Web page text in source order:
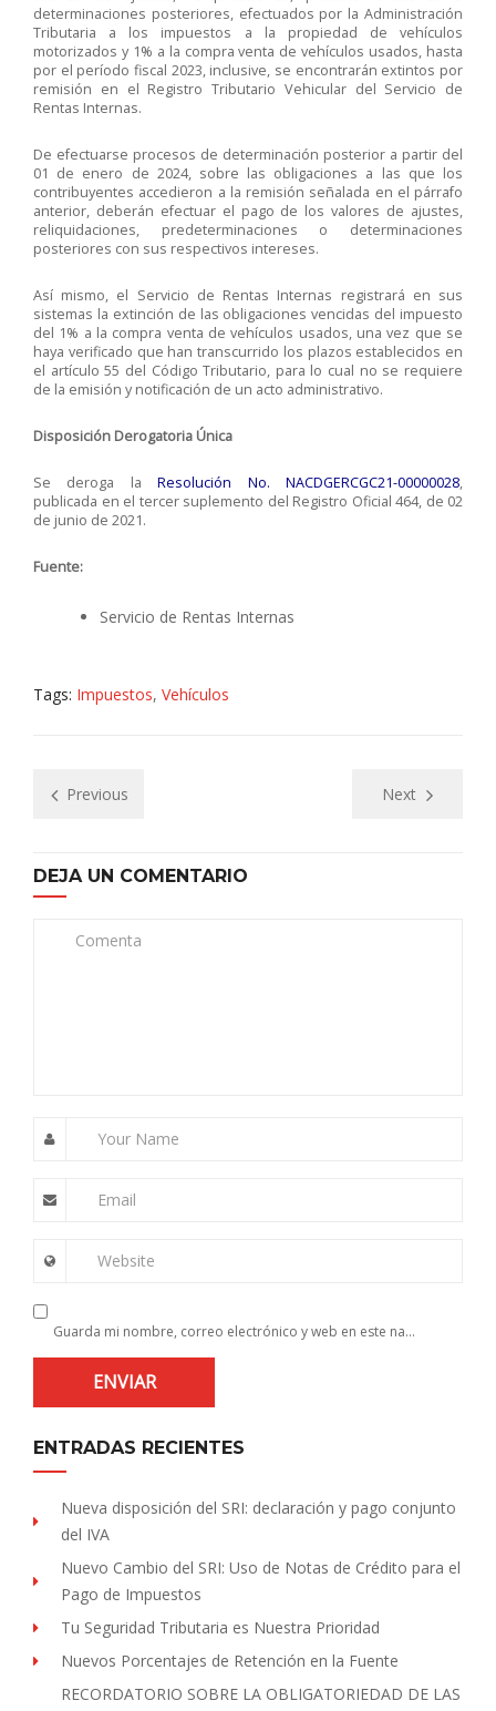
determinaciones posteriores, efectuados por la Administración
Tributaria a los impuestos a la propiedad de vehículos
motorizados y 1% a la compra venta de vehículos usados, hasta
por el período fiscal 2023, inclusive, se encontrarán extintos por
remisión en el Registro Tributario Vehicular del Servicio de
Rentas Internas.
De efectuarse procesos de determinación posterior a partir del
01 de enero de 2024, sobre las obligaciones a las que los
contribuyentes accedieron a la remisión señalada en el párrafo
anterior, deberán efectuar el pago de los valores de ajustes,
reliquidaciones, predeterminaciones o determinaciones
posteriores con sus respectivos intereses.
Así mismo, el Servicio de Rentas Internas registrará en sus
sistemas la extinción de las obligaciones vencidas del impuesto
del 1% a la compra venta de vehículos usados, una vez que se
haya verificado que han transcurrido los plazos establecidos en
el artículo 55 del Código Tributario, para lo cual no se requiere
de la emisión y notificación de un acto administrativo.
Disposición Derogatoria Única
Se deroga laResolución No. NACDGERCGC21-00000028,
publicada en el tercer suplemento del Registro Oficial 464, de 02
de junio de 2021.
Fuente:
Servicio de Rentas Internas
Tags: Impuestos, Vehículos
Previous Next
DEJA UN COMENTARIO
Comenta
Your Name
Email
Website
Guarda mi nombre, correo electrónico y web en este navegador para la próxima vez que comente.
ENTRADAS RECIENTES
Nueva disposición del SRI: declaración y pago conjunto
del IVA
Nuevo Cambio del SRI: Uso de Notas de Crédito para el
Pago de Impuestos
Tu Seguridad Tributaria es Nuestra Prioridad
Nuevos Porcentajes de Retención en la Fuente
RECORDATORIO SOBRE LA OBLIGATORIEDAD DE LAS